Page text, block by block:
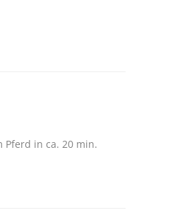
in ca. 20 min.